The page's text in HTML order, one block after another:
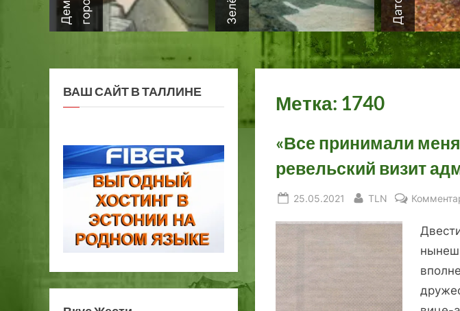
Метка: 1740
«Все принимали
ревельский визит
Posted
25.05.2021 By
TLN
ВАШ САЙТ В ТАЛЛИНЕ